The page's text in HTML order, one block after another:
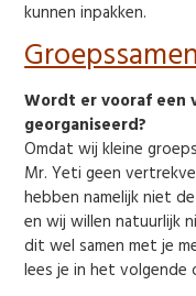
kunnen inpakken.
Wordt er vooraf een
georganiseerd?
Omdat wij kleine
Mr. Yeti geen
hebben namelijk niet
en wij willen natuurlijk
dit wel samen met je
lees je in het volgende